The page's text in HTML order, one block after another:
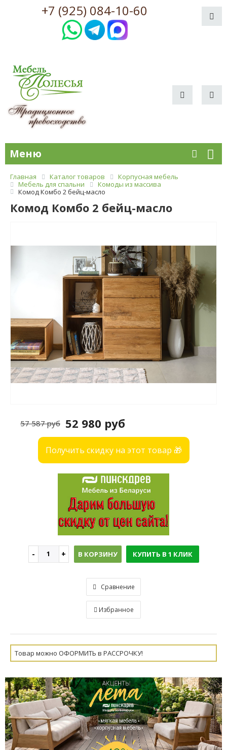
+7 (925) 084-10-60
Меню
Главная Каталог товаров
Корпусная мебель
Мебель для спальни
Комоды из массива
Комод Комбо 2 бейц-масло
Комод Комбо 2 бейц-масло
52 980 руб
57 587 руб
Получить скидку на этот товар 🎁
В КОРЗИНУ КУПИТЬ В 1 КЛИК
Сравнение
Избранное
Товар можно ОФОРМИТЬ в РАССРОЧКУ!